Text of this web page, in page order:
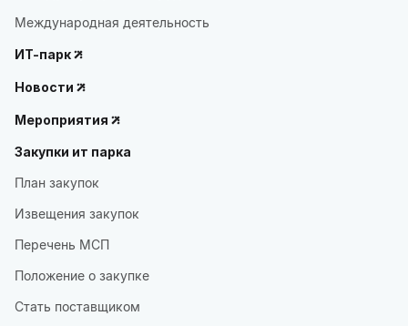
Международная деятельность
ИТ-парк
Новости
Мероприятия
Закупки ит парка
План закупок
Извещения закупок
Перечень МСП
Положение о закупке
Стать поставщиком